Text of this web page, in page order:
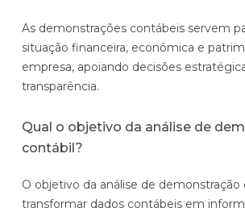
As demonstrações contábeis servem
situação financeira, econômica e
empresa, apoiando decisões
transparência.
Qual o objetivo da análise de
contábil?
O objetivo da análise de demonstração
transformar dados contábeis em